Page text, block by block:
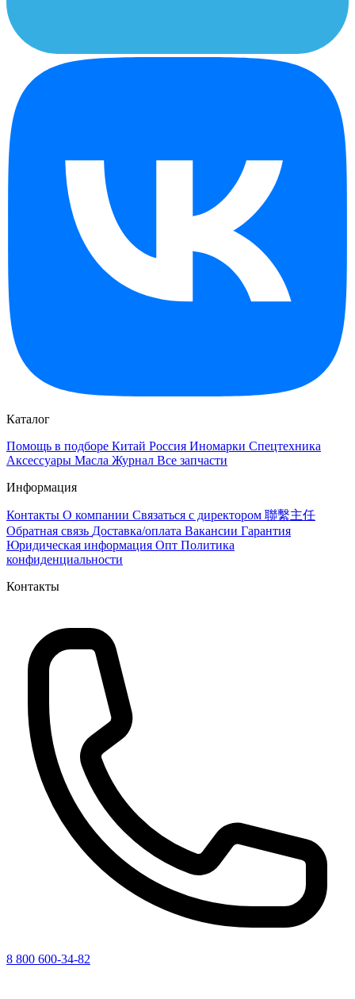
Каталог
Помощь в подборе Китай Россия Иномарки Спецтехника
Аксессуары Масла Журнал Все запчасти
Информация
Контакты О компании Связаться с директором 聯繫主任
Обратная связь Доставка/оплата Вакансии Гарантия
Юридическая информация Опт Политика
конфиденциальности
Контакты
8 800 600-34-82